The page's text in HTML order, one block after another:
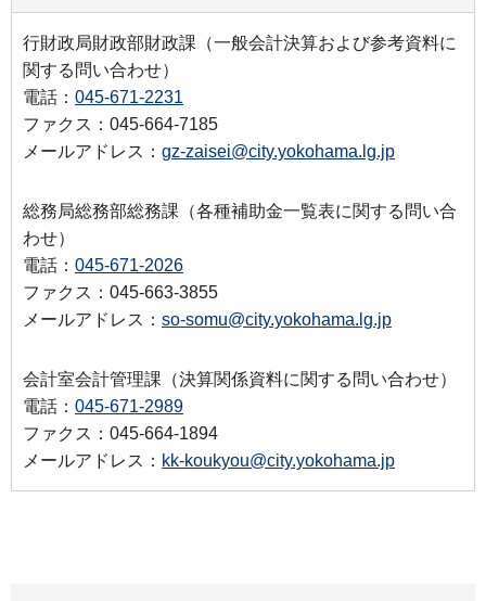
行財政局財政部財政課（一般会計決算および参考資料に
関する問い合わせ）
電話： 045-671-2231
ファクス：045-664-7185
メールアドレス： gz-zaisei@city.yokohama.lg.jp
総務局総務部総務課（各種補助金一覧表に関する問い合
わせ）
電話： 045-671-2026
ファクス：045-663-3855
メールアドレス： so-somu@city.yokohama.lg.jp
会計室会計管理課（決算関係資料に関する問い合わせ）
電話： 045-671-2989
ファクス：045-664-1894
メールアドレス： kk-koukyou@city.yokohama.jp